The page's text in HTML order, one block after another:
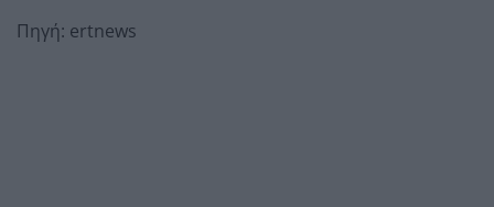
Πηγή: ertnews